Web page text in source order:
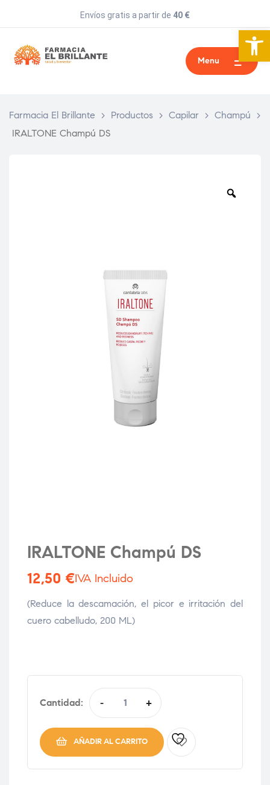
Abrir
Envíos gratis a partir de 40 €
Menu
Farmacia El Brillante > Productos > Capilar > Champú
>
IRALTONE Champú DS
IRALTONE Champú DS
12,50 €IVA Incluido
(Reduce la descamación, el picor e irritación del
cuero cabelludo, 200 ML)
Cantidad: - +
AÑADIR AL CARRITO